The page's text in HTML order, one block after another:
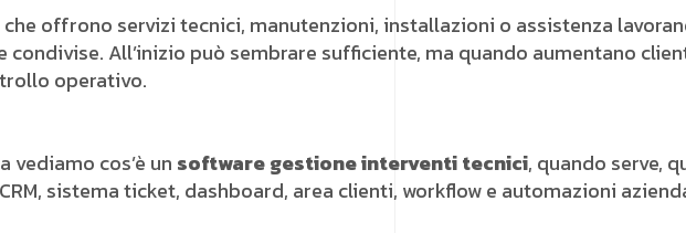
offrono servizi tecnici, manutenzioni, installazioni o assistenza
condivise. All’inizio può sembrare sufficiente, ma quando aumentano
operativo.
vediamo cos’è un software gestione interventi tecnici, quando serve,
sistema ticket, dashboard, area clienti, workflow e automazioni